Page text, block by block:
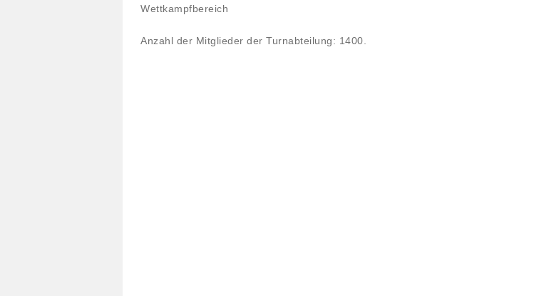
Wettkampfbereich
Anzahl der Mitglieder der Turnabteilung: 1400.